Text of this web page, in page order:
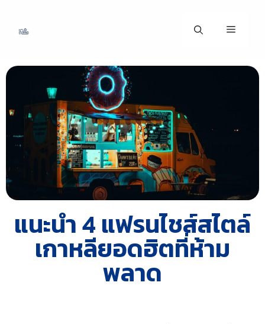
แนะนำ 4 แฟรนไชส์สไตล์
เกาหลียอดฮิตที่ห้าม
พลาด